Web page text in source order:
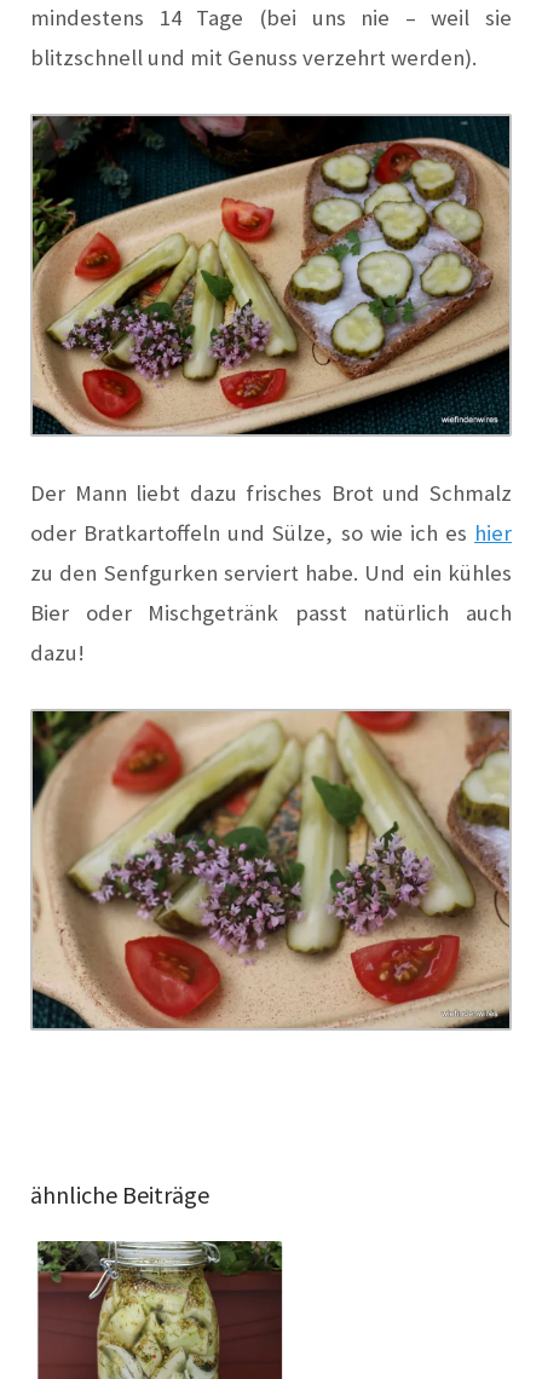
mindestens 14 Tage (bei uns nie – weil sie
blitzschnell und mit Genuss verzehrt werden).
Der Mann liebt dazu frisches Brot und Schmalz
oder Bratkartoffeln und Sülze, so wie ich es hier
zu den Senfgurken serviert habe. Und ein kühles
Bier oder Mischgetränk passt natürlich auch
dazu!
ähnliche Beiträge